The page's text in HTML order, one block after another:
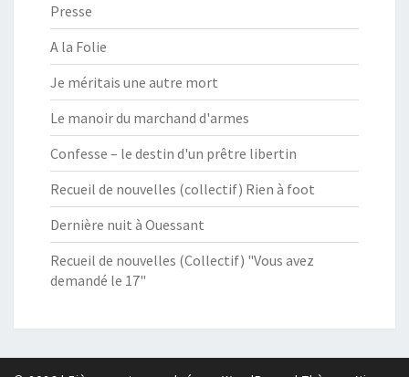
Presse
A la Folie
Je méritais une autre mort
Le manoir du marchand d'armes
Confesse – le destin d'un prêtre libertin
Recueil de nouvelles (collectif) Rien à foot
Dernière nuit à Ouessant
Recueil de nouvelles (Collectif) "Vous avez
demandé le 17"